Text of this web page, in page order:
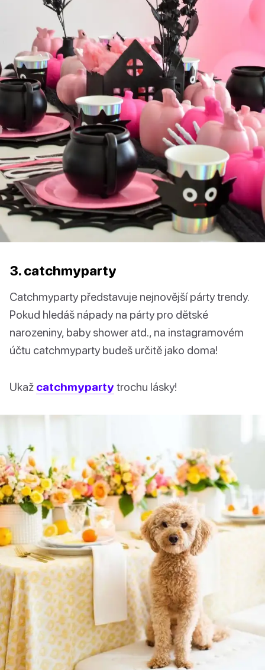
3. catchmyparty
Catchmyparty představuje nejnovější párty trendy.
Pokud hledáš nápady na párty pro dětské
narozeniny, baby shower atd., na instagramovém
účtu catchmyparty budeš určitě jako doma!
Ukaž catchmyparty trochu lásky!